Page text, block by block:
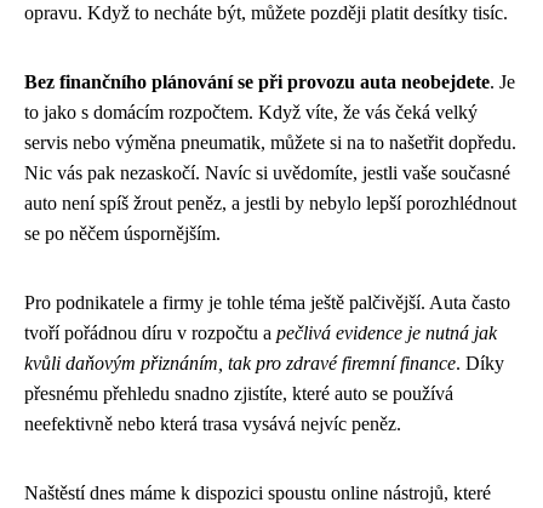
opravu. Když to necháte být, můžete později platit desítky tisíc.
Bez finančního plánování se při provozu auta neobejdete. Je
to jako s domácím rozpočtem. Když víte, že vás čeká velký
servis nebo výměna pneumatik, můžete si na to našetřit dopředu.
Nic vás pak nezaskočí. Navíc si uvědomíte, jestli vaše současné
auto není spíš žrout peněz, a jestli by nebylo lepší porozhlédnout
se po něčem úspornějším.
Pro podnikatele a firmy je tohle téma ještě palčivější. Auta často
tvoří pořádnou díru v rozpočtu a pečlivá evidence je nutná jak
kvůli daňovým přiznáním, tak pro zdravé firemní finance. Díky
přesnému přehledu snadno zjistíte, které auto se používá
neefektivně nebo která trasa vysává nejvíc peněz.
Naštěstí dnes máme k dispozici spoustu online nástrojů, které